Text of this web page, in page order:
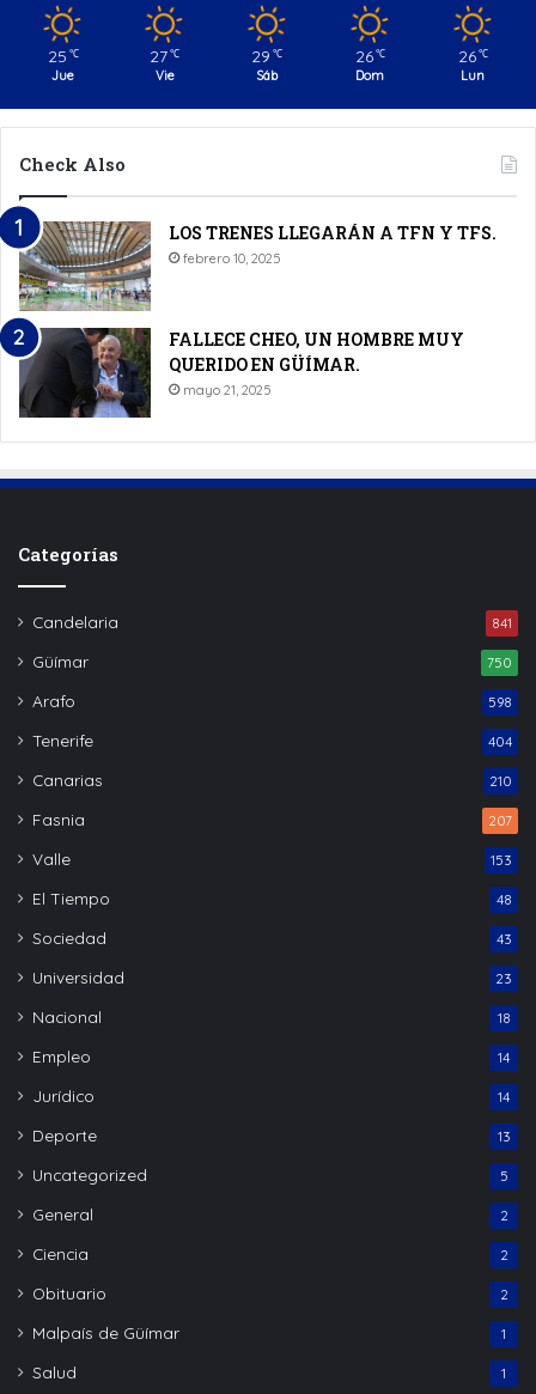
25 ℃
Jue
27 ℃
Vie
29 ℃
Sáb
26 ℃
Dom
26 ℃
Lun
Check Also
LOS TRENES LLEGARÁN A TFN Y TFS.
febrero 10, 2025
FALLECE CHEO, UN HOMBRE MUY
QUERIDO EN GÜÍMAR.
mayo 21, 2025
Categorías
Candelaria 841
Güímar 750
Arafo 598
Tenerife 404
Canarias 210
Fasnia 207
Valle 153
El Tiempo 48
Sociedad 43
Universidad 23
Nacional 18
Empleo 14
Jurídico 14
Deporte 13
Uncategorized 5
General 2
Ciencia 2
Obituario 2
Malpaís de Güímar 1
Salud 1